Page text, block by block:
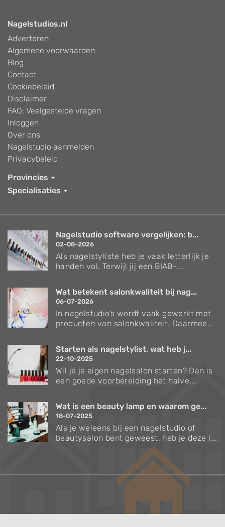
Nagelstudios.nl
Adverteren
Algemene voorwaarden
Blog
Contact
Cookiebeleid
Disclaimer
FAQ: Veelgestelde vragen
Inloggen
Over ons
Nagelstudio aanmelden
Privacybeleid
Provincies
Specialisaties
Nagelstudio software vergelijken: b...
02-08-2026
Als nagelstyliste heb je vaak letterlijk je
handen vol. Terwijl jij een BIAB-...
Wat betekent salonkwaliteit bij nag...
06-07-2026
In nagelstudio’s wordt vaak gewerkt met
producten van salonkwaliteit. Daarmee...
Starten als nagelstylist, wat heb j...
22-10-2025
Wil je je eigen nagelsalon starten? Dan is
een goede voorbereiding het halve...
Wat is een beauty lamp en waarom ge...
18-07-2025
Als je weleens bij een nagelstudio of
beautysalon bent geweest, heb je deze l...